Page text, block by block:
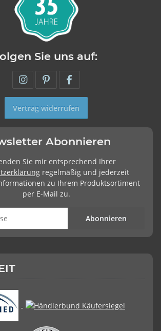
Sie uns auf:
Vertrag widerrufen
Abonnieren
Sie mir entsprechend Ihrer
regelmäßig und jederzeit
zu Ihrem Produktsortiment
per E-Mail zu.
Abonnieren